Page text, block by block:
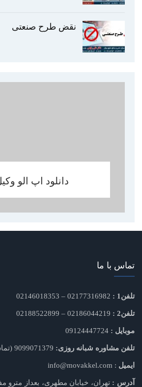
نقض طرح صنعتی
دانلود اپ الو
تماس با ما
تلفن1 :
تلفن2 :
موبایل :
تلفن مشاوره شبانه روزی:
ایمیل : info@movakkel.com
آدرس : تهران، خیابان مطهری، بعداز مترو